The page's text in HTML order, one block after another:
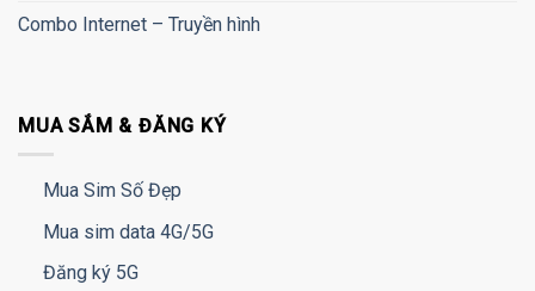
Combo Internet – Truyền hình
MUA SẮM & ĐĂNG KÝ
Mua Sim Số Đẹp
Mua sim data 4G/5G
Đăng ký 5G